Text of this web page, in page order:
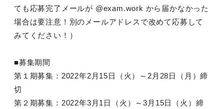
ても応募完了メールが @exam.work から届かなかった
場合は要注意！別のメールアドレスで改めて応募して
みてください！）
■募集期間
第１期募集：2022年2月15日（火）～2月28日（月）締
切
第２期募集：2022年3月1日（火）～3月15日（火）締